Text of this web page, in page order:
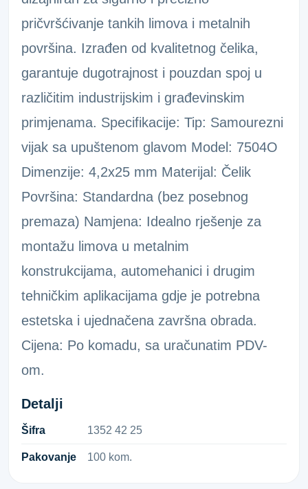
pričvršćivanje tankih limova i metalnih
površina. Izrađen od kvalitetnog čelika,
garantuje dugotrajnost i pouzdan spoj u
različitim industrijskim i građevinskim
primjenama. Specifikacije: Tip: Samourezni
vijak sa upuštenom glavom Model: 7504O
Dimenzije: 4,2x25 mm Materijal: Čelik
Površina: Standardna (bez posebnog
premaza) Namjena: Idealno rješenje za
montažu limova u metalnim
konstrukcijama, automehanici i drugim
tehničkim aplikacijama gdje je potrebna
estetska i ujednačena završna obrada.
Cijena: Po komadu, sa uračunatim PDV-
om.
Detalji
Šifra 1​3​5​2​ ​4​2​ ​2​5​
Pakovanje 100 kom.